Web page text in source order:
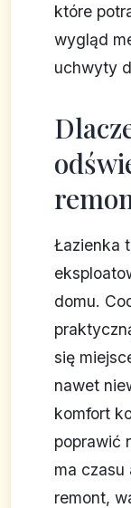
które
wygląd
uchwyty
Łazienka
domu.
się
nawet
komfort
poprawić
ma czasu
remont,